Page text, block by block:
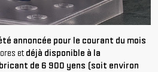
annoncée pour le courant du mois
et déjà disponible à la
de 6 900 yens (soit environ